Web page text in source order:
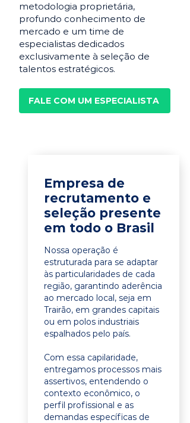
metodologia proprietária,
profundo conhecimento de
mercado e um time de
especialistas dedicados
exclusivamente à seleção de
talentos estratégicos.
FALE COM UM ESPECIALISTA
Empresa de
recrutamento e
seleção presente
em todo o Brasil
Nossa operação é
estruturada para se adaptar
às particularidades de cada
região, garantindo aderência
ao mercado local, seja em
Trairão, em grandes capitais
ou em polos industriais
espalhados pelo país.
Com essa capilaridade,
entregamos processos mais
assertivos, entendendo o
contexto econômico, o
perfil profissional e as
demandas específicas de